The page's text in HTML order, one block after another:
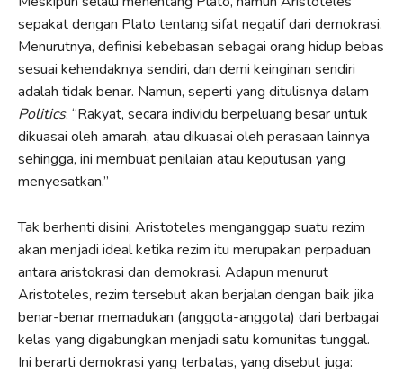
sepakat dengan Plato tentang sifat negatif dari demokrasi.
Menurutnya, definisi kebebasan sebagai orang hidup bebas
sesuai kehendaknya sendiri, dan demi keinginan sendiri
adalah tidak benar. Namun, seperti yang ditulisnya dalam
Politics, “Rakyat, secara individu berpeluang besar untuk
dikuasai oleh amarah, atau dikuasai oleh perasaan lainnya
sehingga, ini membuat penilaian atau keputusan yang
menyesatkan.”
Tak berhenti disini, Aristoteles menganggap suatu rezim
akan menjadi ideal ketika rezim itu merupakan perpaduan
antara aristokrasi dan demokrasi. Adapun menurut
Aristoteles, rezim tersebut akan berjalan dengan baik jika
benar-benar memadukan (anggota-anggota) dari berbagai
kelas yang digabungkan menjadi satu komunitas tunggal.
Ini berarti demokrasi yang terbatas, yang disebut juga: